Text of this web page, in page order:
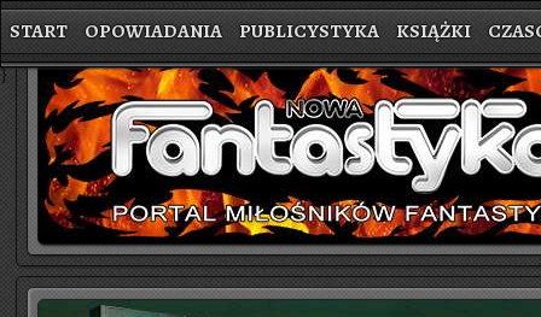
START OPOWIADANIA PUBLICYSTYKA KSIĄŻKI
}